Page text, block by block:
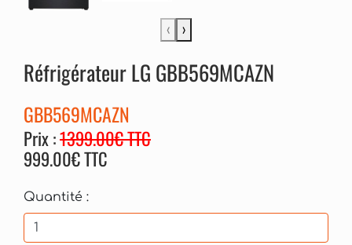
‹ ›
Réfrigérateur LG GBB569MCAZN
GBB569MCAZN
Prix :1399.00€ TTC
999.00€ TTC
Quantité :